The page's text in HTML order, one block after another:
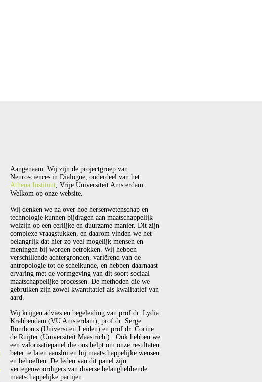
Aangenaam. Wij zijn de projectgroep van
Neurosciences in Dialogue, onderdeel van het
Athena Instituut, Vrije Universiteit Amsterdam.
Welkom op onze website.
Wij denken we na over hoe hersenwetenschap en
technologie kunnen bijdragen aan maatschappelijk
welzijn op een eerlijke en duurzame manier. Dit zijn
complexe vraagstukken, en daarom vinden we het
belangrijk dat hier zo veel mogelijk mensen en
meningen bij worden betrokken. Wij hebben
verschillende achtergronden, variërend van de
antropologie tot de scheikunde, en hebben daarnaast
ervaring met de vormgeving van dit soort sociaal
maatschappelijke processen. De methoden die we
gebruiken zijn zowel kwantitatief als kwalitatief van
aard.
Wij krijgen advies en begeleiding van prof.dr. Lydia
Krabbendam (VU Amsterdam), prof.dr. Serge
Rombouts (Universiteit Leiden) en prof.dr. Corine
de Ruijter (Universiteit Maastricht). Ook hebben we
een valorisatiepanel die ons helpt om onze resultaten
beter te laten aansluiten bij maatschappelijke wensen
en behoeften. De leden van dit panel zijn
vertegenwoordigers van diverse belanghebbende
maatschappelijke partijen.